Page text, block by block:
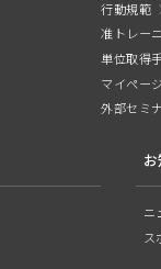
行動規範
准トレー
単位取得
マイペー
外部セミ
ニ
ス